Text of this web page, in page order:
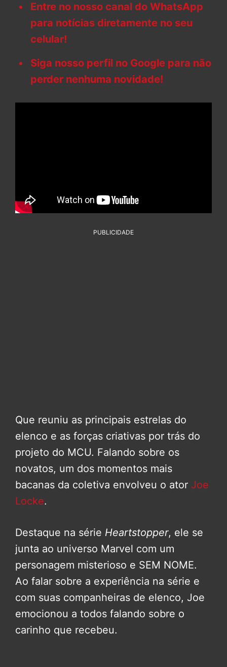
Entre no nosso canal do WhatsApp
para notícias diretamente no seu
celular!
Siga nosso perfil no Google para não
perder nenhuma novidade!
PUBLICIDADE
Que reuniu as principais estrelas do
elenco e as forças criativas por trás do
projeto do MCU. Falando sobre os
novatos, um dos momentos mais
bacanas da coletiva envolveu o ator Joe
Locke.
Destaque na série Heartstopper, ele se
junta ao universo Marvel com um
personagem misterioso e SEM NOME.
Ao falar sobre a experiência na série e
com suas companheiras de elenco, Joe
emocionou a todos falando sobre o
carinho que recebeu.